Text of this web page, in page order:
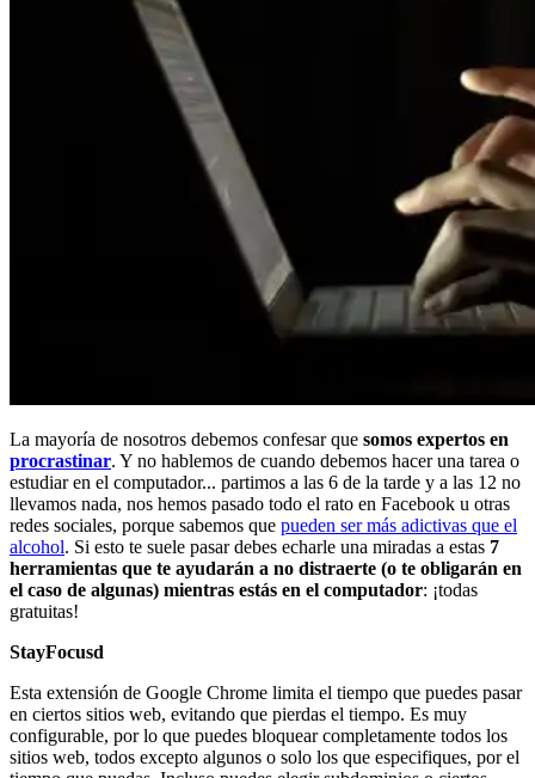
La mayoría de nosotros debemos confesar que somos expertos en
procrastinar. Y no hablemos de cuando debemos hacer una tarea o
estudiar en el computador... partimos a las 6 de la tarde y a las 12 no
llevamos nada, nos hemos pasado todo el rato en Facebook u otras
redes sociales, porque sabemos que pueden ser más adictivas que el
alcohol. Si esto te suele pasar debes echarle una miradas a estas 7
herramientas que te ayudarán a no distraerte (o te obligarán en
el caso de algunas) mientras estás en el computador: ¡todas
gratuitas!
StayFocusd
Esta extensión de Google Chrome limita el tiempo que puedes pasar
en ciertos sitios web, evitando que pierdas el tiempo. Es muy
configurable, por lo que puedes bloquear completamente todos los
sitios web, todos excepto algunos o solo los que especifiques, por el